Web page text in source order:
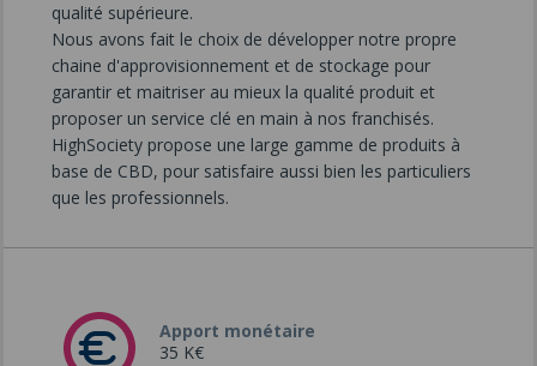
qualité supérieure.
Nous avons fait le choix de développer notre propre
chaine d'approvisionnement et de stockage pour
garantir et maitriser au mieux la qualité produit et
proposer un service clé en main à nos franchisés.
HighSociety propose une large gamme de produits à
base de CBD, pour satisfaire aussi bien les particuliers
que les professionnels.
Apport monétaire
35 K€